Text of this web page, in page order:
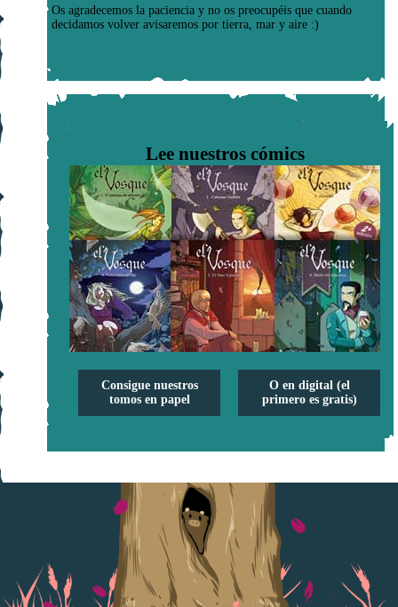
Os agradecemos la paciencia y no os preocupéis que cuando
decidamos volver avisaremos por tierra, mar y aire :)
Lee nuestros cómics
Consigue nuestros
tomos en papel
O en digital (el
primero es gratis)